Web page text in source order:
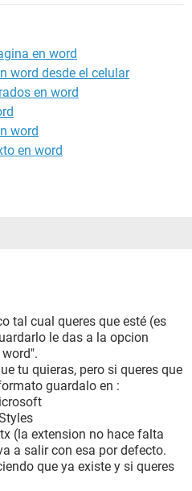
en word
word desde el celular
en word
word
en word
tal cual queres que esté (es
le das a la opcion
tu quieras, pero si queres que
guardalo en :
(la extension no hace falta
a salir con esa por defecto.
que ya existe y si queres